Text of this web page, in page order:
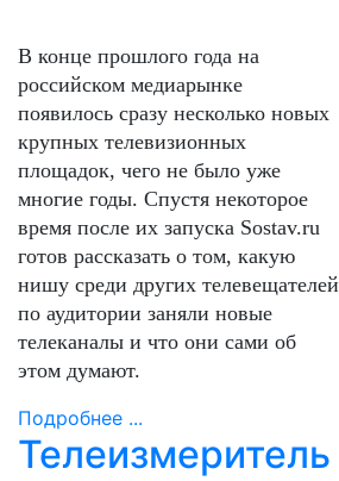
В конце прошлого года на
российском медиарынке
появилось сразу несколько новых
крупных телевизионных
площадок, чего не было уже
многие годы. Спустя некоторое
время после их запуска Sostav.ru
готов рассказать о том, какую
нишу среди других телевещателей
по аудитории заняли новые
телеканалы и что они сами об
этом думают.
Подробнее ...
Телеизмеритель